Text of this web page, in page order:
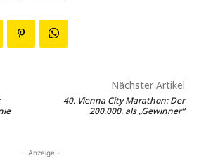
Nächster Artikel
40. Vienna City Marathon: Der
200.000. als „Gewinner“
- Anzeige -